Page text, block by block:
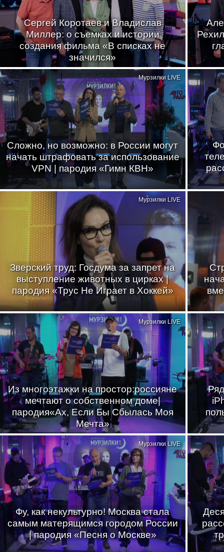
Сергей Коротаев и Владислав
Миллер: о съемках и истории
создания фильма «В списках не
значился»
Сложно, но возможно: в России могут
начать штрафовать за использование
VPN | пародия «Гимн КВН»
Мурзилки LIVE
Зверский труд: Госдума за запрет на
выступление животных в цирках |
пародия «Трус Не Играет в Хоккей»
Мурзилки LIVE
Из многоэтажки на простор:россияне
мечтают о собственном доме|
пародия«Ах, Если Бы Сбылась Моя
Мечта»
Мурзилки LIVE
Фу, как некультурно! Москва стала
самым матерящимся городом России
| пародия «Песня о Москве»
Мурзилки LIVE